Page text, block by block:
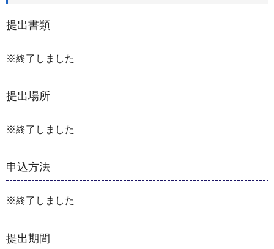
提出書類
※終了しました
提出場所
※終了しました
申込方法
※終了しました
提出期間